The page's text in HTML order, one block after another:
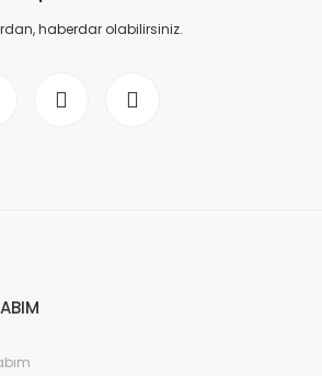
haberdar olabilirsiniz.